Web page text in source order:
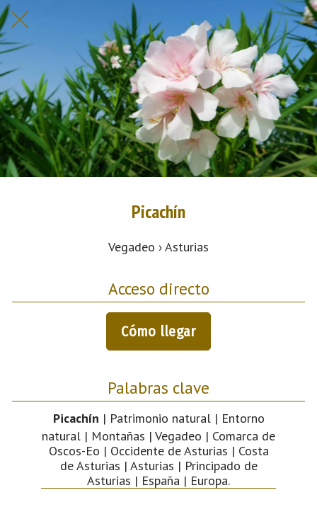
Picachín
Vegadeo › Asturias
Acceso directo
Cómo llegar
Palabras clave
Picachín | Patrimonio natural | Entorno
natural | Montañas | Vegadeo | Comarca de
Oscos-Eo | Occidente de Asturias | Costa
de Asturias | Asturias | Principado de
Asturias | España | Europa.